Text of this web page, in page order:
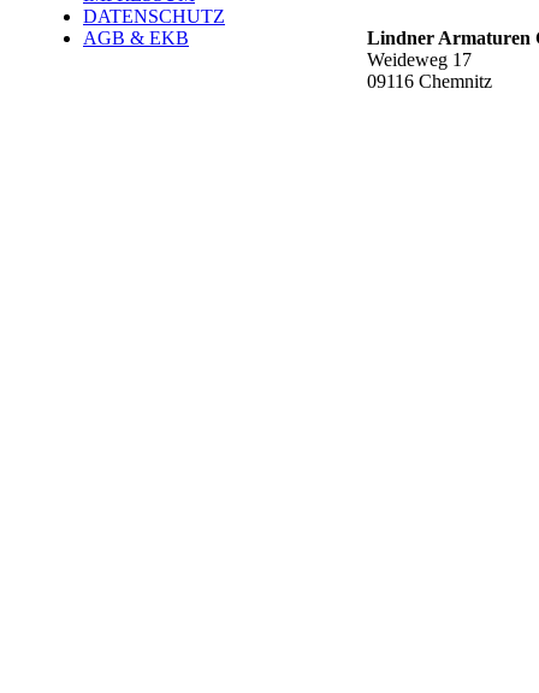
DATENSCHUTZ
AGB & EKB
Lindner Armaturen
Weideweg 17
09116 Chemnitz